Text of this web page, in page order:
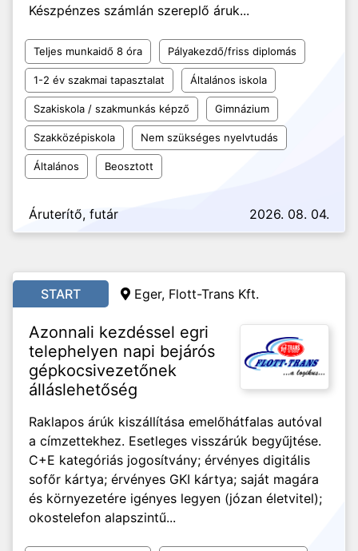
Készpénzes számlán szereplő áruk...
Teljes munkaidő 8 óra Pályakezdő/friss diplomás
1-2 év szakmai tapasztalat Általános iskola
Szakiskola / szakmunkás képző Gimnázium
Szakközépiskola Nem szükséges nyelvtudás
Általános Beosztott
Áruterítő, futár 2026. 08. 04.
START Eger, Flott-Trans Kft.
Azonnali kezdéssel egri
telephelyen napi bejárós
gépkocsivezetőnek
álláslehetőség
Raklapos árúk kiszállítása emelőhátfalas autóval
a címzettekhez. Esetleges visszárúk begyűjtése.
C+E kategóriás jogosítvány; érvényes digitális
sofőr kártya; érvényes GKI kártya; saját magára
és környezetére igényes legyen (józan életvitel);
okostelefon alapszintű...